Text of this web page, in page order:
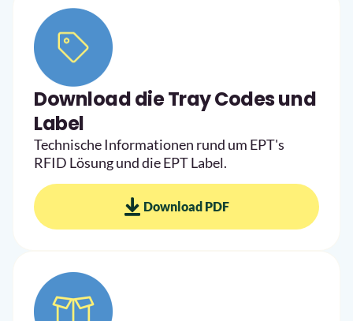
Download die Tray Codes und
Label
Technische Informationen rund um EPT's
RFID Lösung und die EPT Label.
Download PDF